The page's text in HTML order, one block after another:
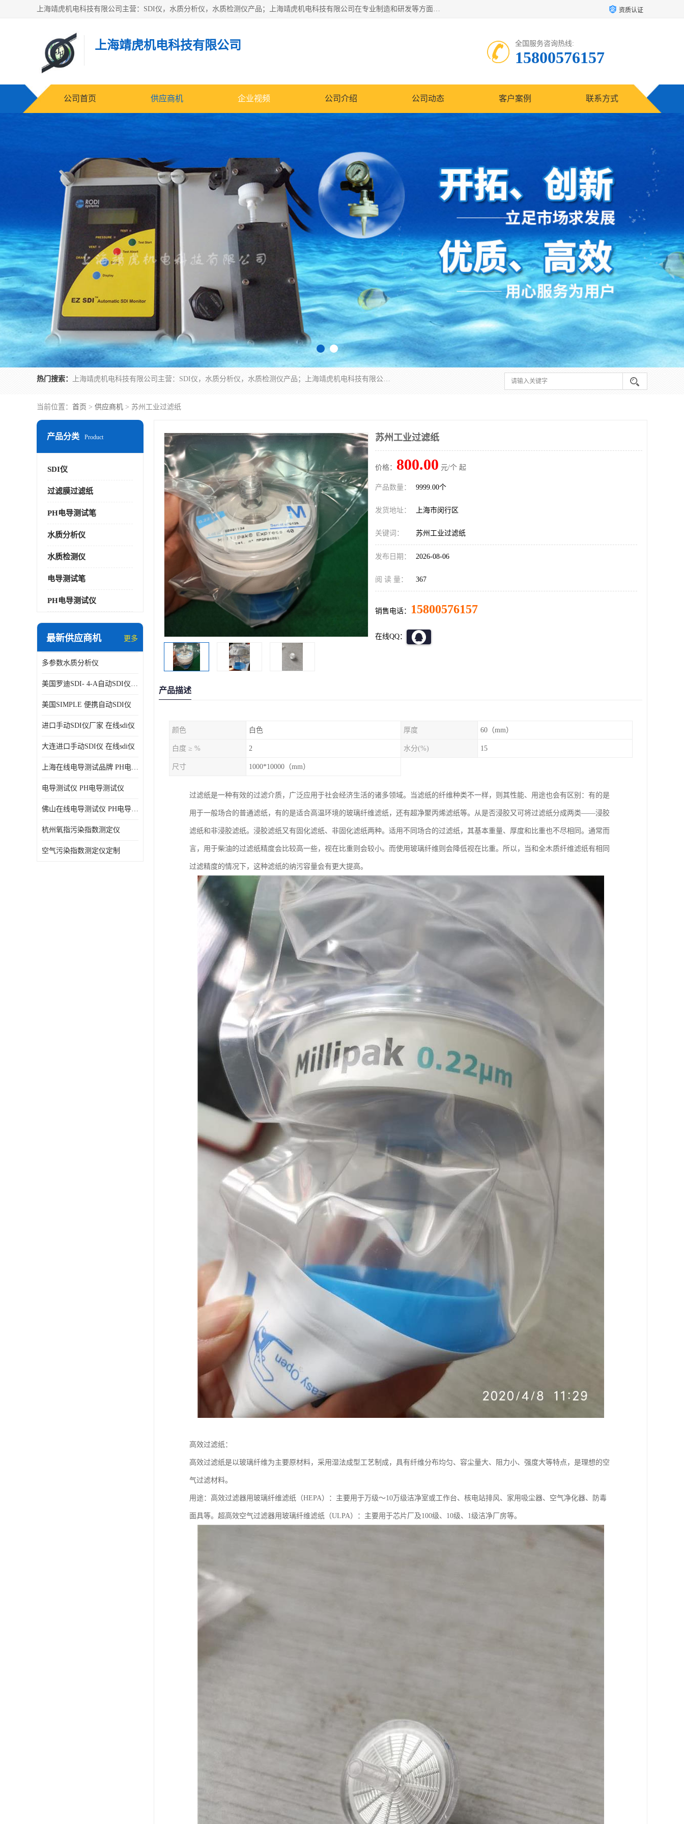
上海靖虎机电科技有限公司主营：SDI仪，水质分析仪，水质检测仪产品；上海靖虎机电科技有限公司在专业制造和研发等方面的强大的平台优势，利用自身在自动化仪表、自控系统及环保监测仪器的专长，以优良的技术，优越的产品质量和良好的服务质量与广大客户真诚合作。 资质认证
上海靖虎机电科技有限公司 全国服务咨询热线:
15800576157
公司首页 供应商机 企业视频 公司介绍 公司动态 客户案例 联系方式
热门搜索： 上海靖虎机电科技有限公司主营：SDI仪，水质分析仪，水质检测仪产品；上海靖虎机电科技有限公司在专业制造和研发等方面的强大的平台优势，利用自身在自动化仪表、自控系统及环保监测仪器的专长，以优良的技术，优越的产品质量和良好的服务质量与广大客户真诚合作。
当前位置： 首页 > 供应商机 > 苏州工业过滤纸
产品分类 Product
SDI仪
过滤膜过滤纸
PH电导测试笔
水质分析仪
水质检测仪
电导测试笔
PH电导测试仪
最新供应商机 更多
多参数水质分析仪
美国罗迪SDI- 4-A自动SDI仪在线分析仪污染指数仪
美国SIMPLE 便携自动SDI仪
进口手动SDI仪厂家 在线sdi仪
大连进口手动SDI仪 在线sdi仪
上海在线电导测试品牌 PH电导测试仪
电导测试仪 PH电导测试仪
佛山在线电导测试仪 PH电导测试仪
杭州氧指污染指数测定仪
空气污染指数测定仪定制
苏州工业过滤纸
价格： 800.00 元/个 起
产品数量： 9999.00个
发货地址： 上海市闵行区
关键词： 苏州工业过滤纸
发布日期： 2026-08-06
阅 读 量： 367
销售电话： 15800576157
在线QQ：
产品描述
颜色 白色 厚度 60（mm）
白度 ≥ % 2 水分(%) 15
尺寸 1000*10000（mm）
过滤纸是一种有效的过滤介质，广泛应用于社会经济生活的诸多领域。当滤纸的纤维种类不一样，则其性能、用途也会有区别：有的是
用于一般场合的普通滤纸，有的是适合高温环境的玻璃纤维滤纸，还有超净聚丙烯滤纸等。从是否浸胶又可将过滤纸分成两类——浸胶
滤纸和非浸胶滤纸。浸胶滤纸又有固化滤纸、非固化滤纸两种。适用不同场合的过滤纸，其基本重量、厚度和比重也不尽相同。通常而
言，用于柴油的过滤纸精度会比较高一些，视在比重则会较小。而使用玻璃纤维则会降低视在比重。所以，当和全木质纤维滤纸有相同
过滤精度的情况下，这种滤纸的纳污容量会有更大提高。
高效过滤纸：
高效过滤纸是以玻璃纤维为主要原材料，采用湿法成型工艺制成，具有纤维分布均匀、容尘量大、阻力小、强度大等特点，是理想的空
气过滤材料。
用途：高效过滤器用玻璃纤维滤纸（HEPA）：主要用于万级～10万级洁净室或工作台、核电站排风、家用吸尘器、空气净化器、防毒
面具等。超高效空气过滤器用玻璃纤维滤纸（ULPA）：主要用于芯片厂及100级、10级、1级洁净厂房等。